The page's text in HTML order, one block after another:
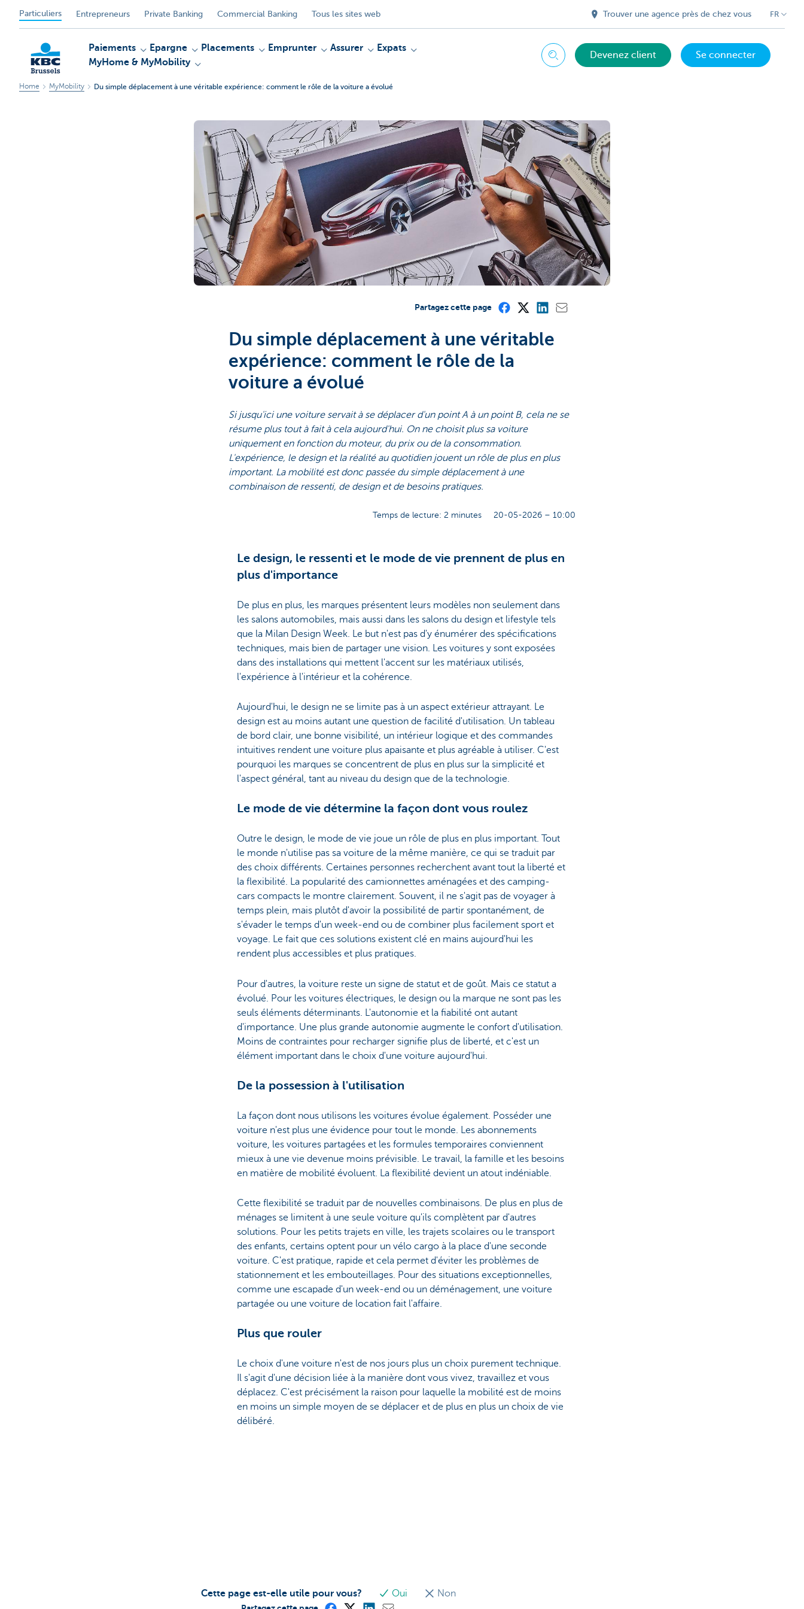
Particuliers Entrepreneurs Private Banking Commercial Banking Tous les sites web Trouver une agence près de chez vous FR
Paiements Epargne Placements Emprunter Assurer
Expats
MyHome & MyMobility
ChercherDevenez client Se connecter
Home MyMobility Du simple déplacement à une véritable expérience: comment le rôle de la voiture a évolué
Partagez cette page
Du simple déplacement à une véritable
expérience: comment le rôle de la
voiture a évolué
Si jusqu'ici une voiture servait à se déplacer d'un point A à un point B, cela ne se
résume plus tout à fait à cela aujourd'hui. On ne choisit plus sa voiture
uniquement en fonction du moteur, du prix ou de la consommation.
L'expérience, le design et la réalité au quotidien jouent un rôle de plus en plus
important. La mobilité est donc passée du simple déplacement à une
combinaison de ressenti, de design et de besoins pratiques.
Temps de lecture: 2 minutes 20-05-2026 – 10:00
Le design, le ressenti et le mode de vie prennent de plus en
plus d'importance
De plus en plus, les marques présentent leurs modèles non seulement dans
les salons automobiles, mais aussi dans les salons du design et lifestyle tels
que la Milan Design Week. Le but n'est pas d'y énumérer des spécifications
techniques, mais bien de partager une vision. Les voitures y sont exposées
dans des installations qui mettent l'accent sur les matériaux utilisés,
l'expérience à l'intérieur et la cohérence.
Aujourd'hui, le design ne se limite pas à un aspect extérieur attrayant. Le
design est au moins autant une question de facilité d'utilisation. Un tableau
de bord clair, une bonne visibilité, un intérieur logique et des commandes
intuitives rendent une voiture plus apaisante et plus agréable à utiliser. C'est
pourquoi les marques se concentrent de plus en plus sur la simplicité et
l'aspect général, tant au niveau du design que de la technologie.
Le mode de vie détermine la façon dont vous roulez
Outre le design, le mode de vie joue un rôle de plus en plus important. Tout
le monde n'utilise pas sa voiture de la même manière, ce qui se traduit par
des choix différents. Certaines personnes recherchent avant tout la liberté et
la flexibilité. La popularité des camionnettes aménagées et des camping-
cars compacts le montre clairement. Souvent, il ne s'agit pas de voyager à
temps plein, mais plutôt d'avoir la possibilité de partir spontanément, de
s'évader le temps d'un week-end ou de combiner plus facilement sport et
voyage. Le fait que ces solutions existent clé en mains aujourd'hui les
rendent plus accessibles et plus pratiques.
Pour d'autres, la voiture reste un signe de statut et de goût. Mais ce statut a
évolué. Pour les voitures électriques, le design ou la marque ne sont pas les
seuls éléments déterminants. L'autonomie et la fiabilité ont autant
d'importance. Une plus grande autonomie augmente le confort d'utilisation.
Moins de contraintes pour recharger signifie plus de liberté, et c'est un
élément important dans le choix d'une voiture aujourd'hui.
De la possession à l'utilisation
La façon dont nous utilisons les voitures évolue également. Posséder une
voiture n'est plus une évidence pour tout le monde. Les abonnements
voiture, les voitures partagées et les formules temporaires conviennent
mieux à une vie devenue moins prévisible. Le travail, la famille et les besoins
en matière de mobilité évoluent. La flexibilité devient un atout indéniable.
Cette flexibilité se traduit par de nouvelles combinaisons. De plus en plus de
ménages se limitent à une seule voiture qu'ils complètent par d'autres
solutions. Pour les petits trajets en ville, les trajets scolaires ou le transport
des enfants, certains optent pour un vélo cargo à la place d'une seconde
voiture. C'est pratique, rapide et cela permet d'éviter les problèmes de
stationnement et les embouteillages. Pour des situations exceptionnelles,
comme une escapade d'un week-end ou un déménagement, une voiture
partagée ou une voiture de location fait l'affaire.
Plus que rouler
Le choix d'une voiture n'est de nos jours plus un choix purement technique.
Il s'agit d'une décision liée à la manière dont vous vivez, travaillez et vous
déplacez. C'est précisément la raison pour laquelle la mobilité est de moins
en moins un simple moyen de se déplacer et de plus en plus un choix de vie
délibéré.
Cette page est-elle utile pour vous? Oui Non